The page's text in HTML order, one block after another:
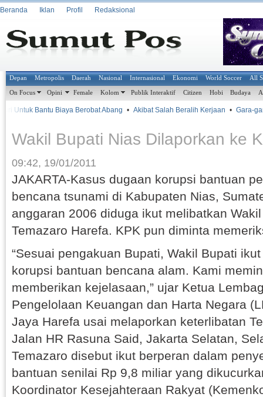
Beranda Iklan Profil Redaksional
Depan Metropolis Daerah Nasional Internasional Ekonomi World Soccer All
On Focus Opini Female Kolom Publik Interaktif Citizen Hobi Budaya
Untuk Bantu Biaya Berobat Abang • Akibat Salah Beralih Kerjaan • Gara-
Wakil Bupati Nias Dilaporkan ke
09:42, 19/01/2011
JAKARTA-Kasus dugaan korupsi bantuan
bencana tsunami di Kabupaten Nias,
anggaran 2006 diduga ikut melibatkan
Temazaro Harefa. KPK pun diminta
“Sesuai pengakuan Bupati, Wakil Bupati
korupsi bantuan bencana alam. Kami
memberikan kejelasaan,” ujar Ketua
Pengelolaan Keuangan dan Harta Negara
Jaya Harefa usai melaporkan keterlibatan
Jalan HR Rasuna Said, Jakarta Selatan,
Temazaro disebut ikut berperan dalam
bantuan senilai Rp 9,8 miliar yang
Koordinator Kesejahteraan Rakyat